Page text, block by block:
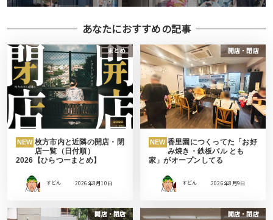
あなたにおすすめの記事
まとめ
NEW 枚方市内と近隣の開店・閉
店一覧（日付順）
2026【ひらつーまとめ】
すどん 2026年8月10日
開店・閉店
NEW 香里園につくってた「お好
み焼き・鉄板バル とも
家」がオープンしてる
すどん 2026年8月9日
開店・閉店 開店・閉店